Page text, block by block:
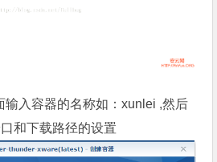
输入容器的名称如：xunlei ,然后
和下载路径的设置